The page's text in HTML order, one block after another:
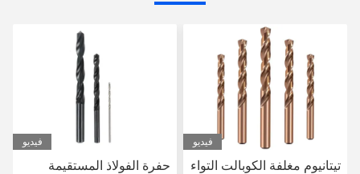
فيديو
حفرة الفولاذ المستقيمة
فيديو
حفرة HSS العريضة